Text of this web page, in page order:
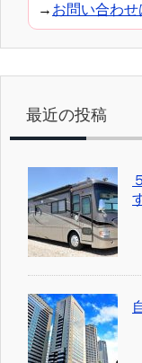
→ お問い合わせ
最近の投稿